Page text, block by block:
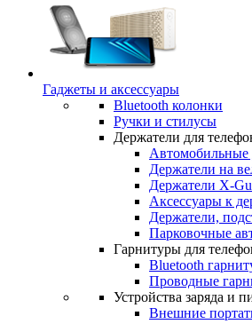
Гаджеты и аксессуары
Bluetooth колонки
Ручки и стилусы
Держатели для
Автомобильные
Держатели на
Держатели X-
Аксессуары к
Держатели,
Парковочные
Гарнитуры для
Bluetooth
Проводные
Устройства заряда и
Внешние